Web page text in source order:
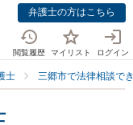
弁護士の方はこちら
閲覧履歴 マイリスト ログイン
士 三郷市で法律相談で